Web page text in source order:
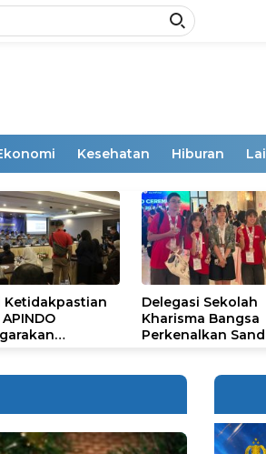
Kesehatan Hiburan
Ketidakpastian
Delegasi Sekolah
Kharisma Bangsa
Perkenalkan
STEAM Olympiad